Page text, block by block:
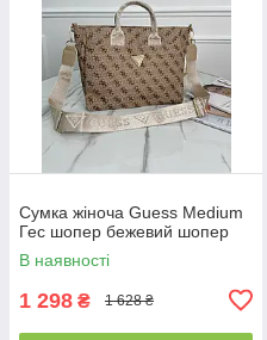
Сумка жіноча Guess Medium
Гес шопер бежевий шопер
В наявності
1 298 ₴ 1 628 ₴